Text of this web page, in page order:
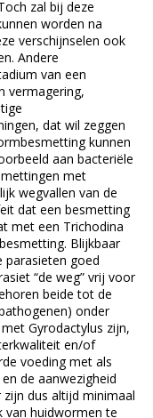
zal bij deze
worden na
verschijnselen ook
Andere
van een
vermagering,
dat wil zeggen
kunnen
aan bacteriële
met
wegvallen van de
dat een besmetting
met een Trichodina
Blijkbaar
parasieten goed
“de weg” vrij voor
beide tot de
onder
Gyrodactylus zijn,
en/of
voeding met als
de aanwezigheid
zijn dus altijd minimaal
huidwormen te